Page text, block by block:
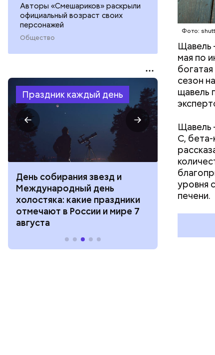
Авторы «Смешариков» раскрыли
официальный возраст своих
персонажей
Общество
Праздник каждый день
и
день
праздники
и мире 7
День шевеления пальцами ног
и Международный день
подкаблучника: какие
праздники отмечают в России
Фото:
Щавель
мая по
сезон
щавель
Щавель
С,
уровня
печени.